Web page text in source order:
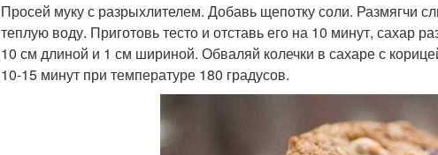
Просей муку с разрыхлителем. Добавь щепотку соли. Размягчи
теплую воду. Приготовь тесто и отставь его на 10 минут, сахар
10 см длиной и 1 см шириной. Обваляй колечки в сахаре с
10-15 минут при температуре 180 градусов.